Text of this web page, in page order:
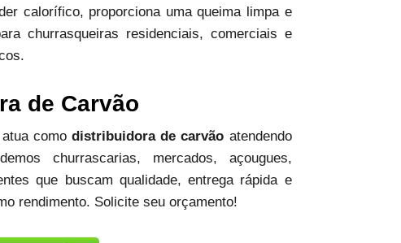
calorífico, proporciona uma queima limpa e
churrasqueiras residenciais, comerciais e
de Carvão
comodistribuidora de carvão atendendo
churrascarias, mercados, açougues,
que buscam qualidade, entrega rápida e
rendimento. Solicite seu orçamento!